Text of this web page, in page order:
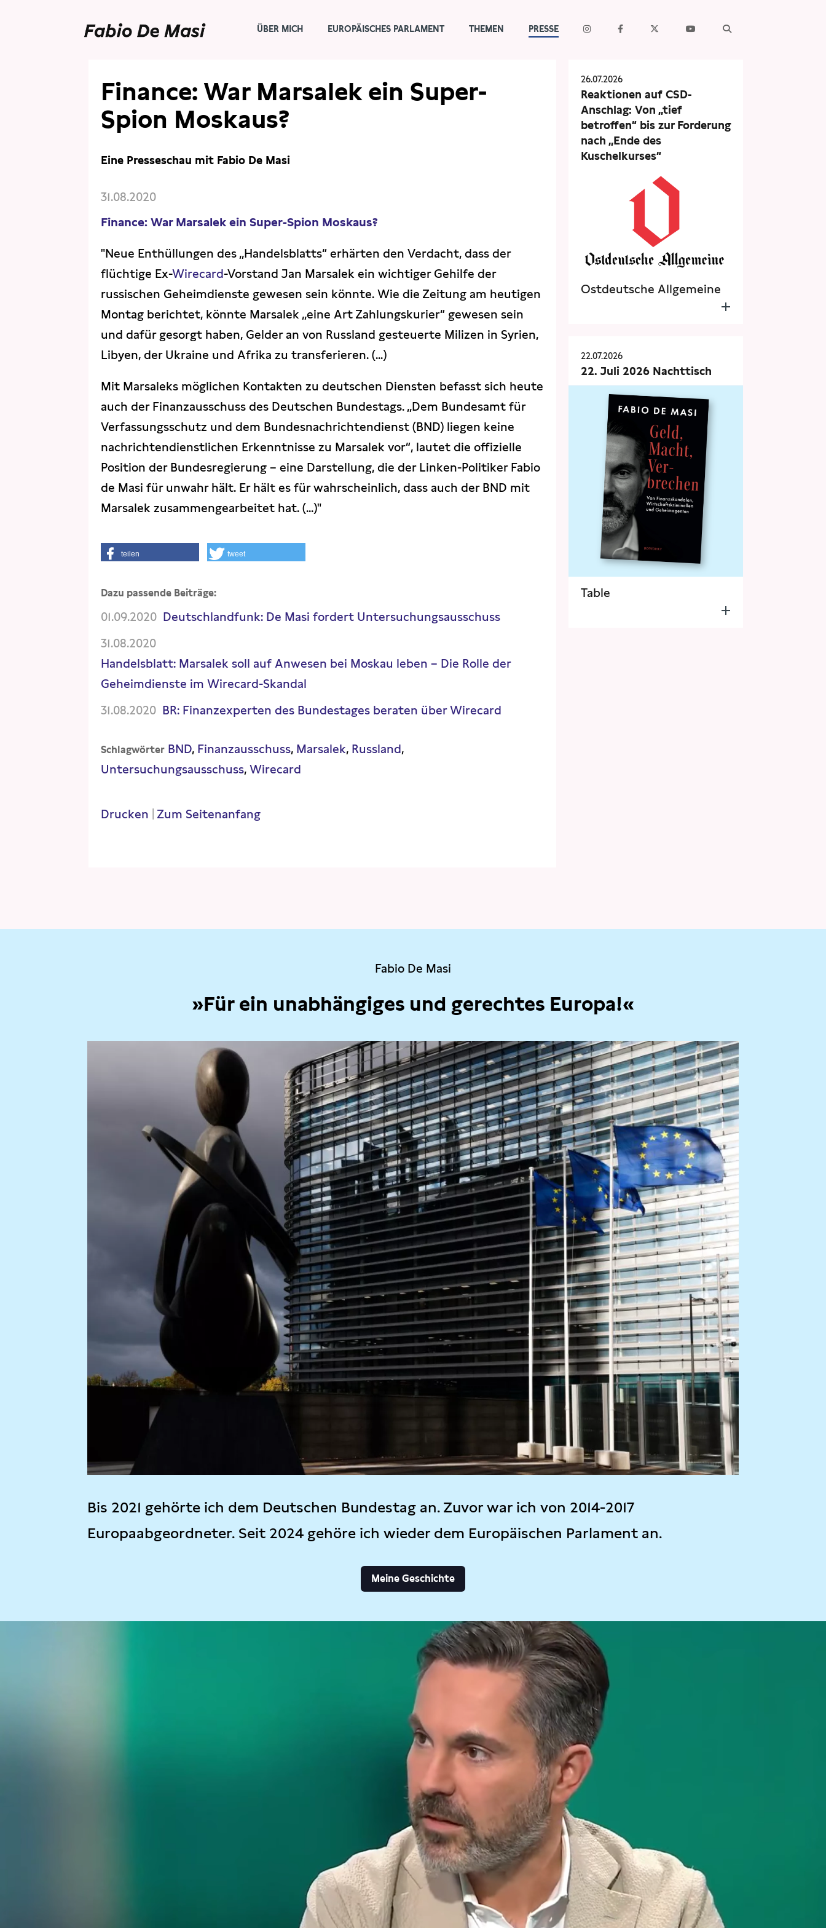
ÜBER MICH EUROPÄISCHES PARLAMENT THEMEN PRESSE
Finance: War Marsalek ein Super-
Spion Moskaus?
Eine Presseschau mit Fabio De Masi
31.08.2020
Finance: War Marsalek ein Super-Spion Moskaus?
"Neue Enthüllungen des „Handelsblatts“ erhärten den Verdacht, dass der
flüchtige Ex-Wirecard-Vorstand Jan Marsalek ein wichtiger Gehilfe der
russischen Geheimdienste gewesen sein könnte. Wie die Zeitung am heutigen
Montag berichtet, könnte Marsalek „eine Art Zahlungskurier“ gewesen sein
und dafür gesorgt haben, Gelder an von Russland gesteuerte Milizen in Syrien,
Libyen, der Ukraine und Afrika zu transferieren. (...)
Mit Marsaleks möglichen Kontakten zu deutschen Diensten befasst sich heute
auch der Finanzausschuss des Deutschen Bundestags. „Dem Bundesamt für
Verfassungsschutz und dem Bundesnachrichtendienst (BND) liegen keine
nachrichtendienstlichen Erkenntnisse zu Marsalek vor“, lautet die offizielle
Position der Bundesregierung – eine Darstellung, die der Linken-Politiker Fabio
de Masi für unwahr hält. Er hält es für wahrscheinlich, dass auch der BND mit
Marsalek zusammengearbeitet hat. (...)"
teilen tweet
Dazu passende Beiträge:
01.09.2020 Deutschlandfunk: De Masi fordert Untersuchungsausschuss
31.08.2020
Handelsblatt: Marsalek soll auf Anwesen bei Moskau leben – Die Rolle der
Geheimdienste im Wirecard-Skandal
31.08.2020 BR: Finanzexperten des Bundestages beraten über Wirecard
Schlagwörter BND Finanzausschuss Marsalek Russland
Untersuchungsausschuss Wirecard
Drucken Zum Seitenanfang
26.07.2026
Reaktionen auf CSD-
Anschlag: Von „tief
betroffen“ bis zur Forderung
nach „Ende des
Kuschelkurses“
Ostdeutsche Allgemeine
22.07.2026
22. Juli 2026 Nachttisch
Table
Fabio De Masi
»Für ein unabhängiges und gerechtes Europa!«
Bis 2021 gehörte ich dem Deutschen Bundestag an. Zuvor war ich von 2014-2017
Europaabgeordneter. Seit 2024 gehöre ich wieder dem Europäischen Parlament an.
Meine Geschichte